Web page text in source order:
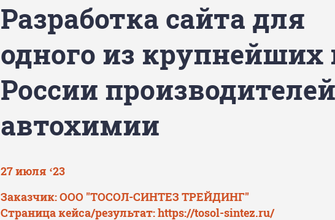
Разработка сайта для
одного из крупнейших
России производителей
автохимии
27 июля ‘23
Заказчик: ООО "ТОСОЛ-СИНТЕЗ ТРЕЙДИНГ"
Страница кейса/результат:https://tosol-sintez.ru/